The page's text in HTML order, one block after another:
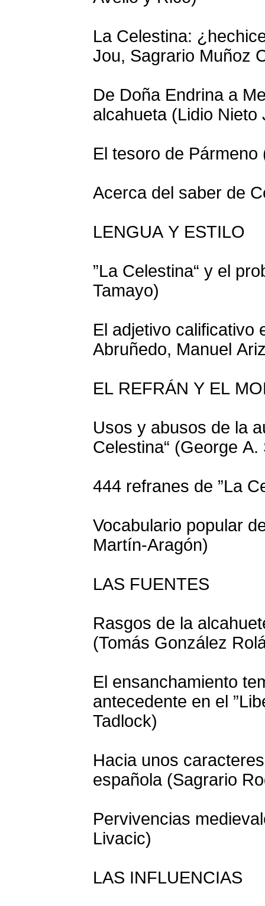
La Celestina:
Jou, Sagrario Muñoz
De Doña Endrina a
alcahueta (Lidio Nieto
El tesoro de
Acerca del saber de
LENGUA Y ESTILO
”La Celestina“ y el
Tamayo)
El adjetivo calificativo
Abruñedo, Manuel
EL REFRÁN Y EL
Usos y abusos de la
Celestina“ (George A.
444 refranes de ”La
Vocabulario popular
Martín-Aragón)
LAS FUENTES
Rasgos de la
(Tomás González
El ensanchamiento
antecedente en el
Tadlock)
Hacia unos
española (Sagrario
Pervivencias
Livacic)
LAS INFLUENCIAS